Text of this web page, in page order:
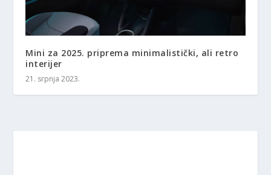
Mini za 2025. priprema minimalistički, ali retro
interijer
21. srpnja 2023.